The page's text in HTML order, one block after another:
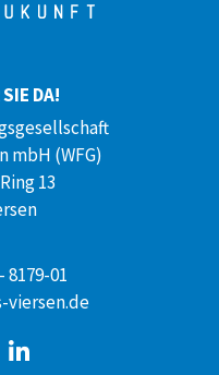
DA!
mbH (WFG)
13
8179-01
viersen.de